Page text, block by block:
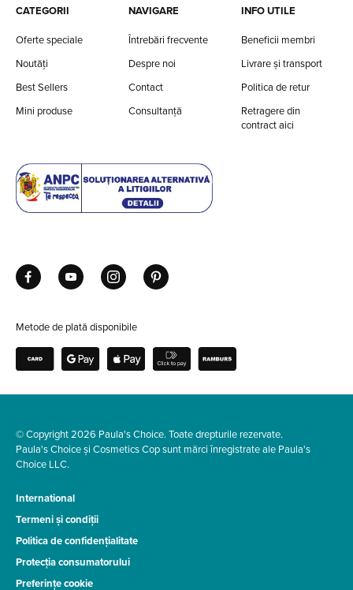
CATEGORII
Oferte speciale
Noutăți
Best Sellers
Mini produse
NAVIGARE
Întrebări frecvente
Despre noi
Contact
Consultanță
INFO UTILE
Beneficii membri
Livrare și transport
Politica de retur
Retragere din
contract aici
Metode de plată disponibile
© Copyright 2026 Paula's Choice. Toate drepturile rezervate.
Paula's Choice și Cosmetics Cop sunt mărci înregistrate ale Paula's
Choice LLC.
International
Termeni și condiții
Politica de confidențialitate
Protecția consumatorului
Preferințe cookie